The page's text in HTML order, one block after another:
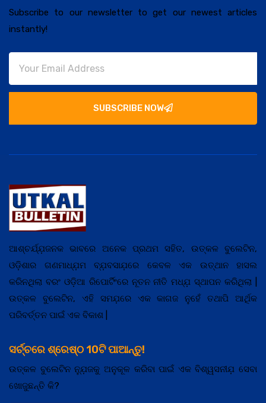
Subscribe to our newsletter to get our newest articles
instantly!
SUBSCRIBE NOW
ଆଶ୍ଚର୍ଯ୍ଯ଼ଜନକ ଭାବରେ ଅନେକ ପ୍ରଥମ ସହିତ, ଉତ୍କଳ ବୁଲେଟିନ,
ଓଡ଼ିଶାର ଗଣମାଧ୍ଯ଼ମ ବ୍ଯ଼ବସାଯ଼ରେ କେବଳ ଏକ ଉତ୍ଥାନ ହାସଲ
କରିନଥିଲା ବରଂ ଓଡ଼ିଆ ରିପୋର୍ଟିଂରେ ନୂତନ ନୀତି ମଧ୍ଯ଼ ସ୍ଥାପନ କରିଥିଲା |
ଉତ୍କଳ ବୁଲେଟିନ, ଏହି ସମଯ଼ରେ ଏକ କାଗଜ ନୁହେଁ ତଥାପି ଆର୍ଥିକ
ପରିବର୍ତ୍ତନ ପାଇଁ ଏକ ବିକାଶ |
ସର୍ଚ୍ଚରେ ଶ୍ରେଷ୍ଠ 10ଟି ପାଆନ୍ତୁ!
ଉତ୍କଳ ବୁଲେଟିନ ନ୍ଯ଼ୁଜକୁ ଅନୁକୂଳ କରିବା ପାଇଁ ଏକ ବିଶ୍ୱସନୀଯ଼ ସେବା
ଖୋଜୁଛନ୍ତି କି?